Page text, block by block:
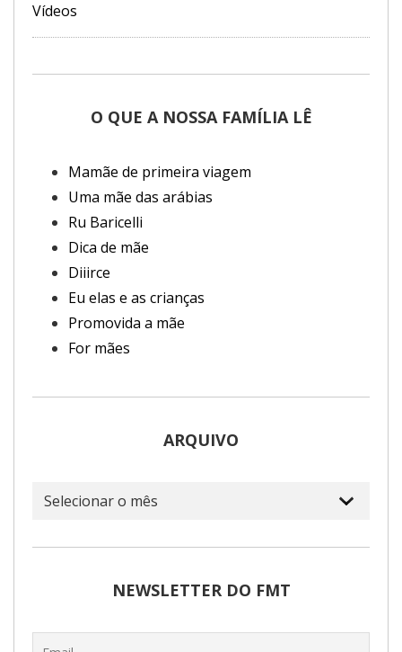
Vídeos
O QUE A NOSSA FAMÍLIA LÊ
Mamãe de primeira viagem
Uma mãe das arábias
Ru Baricelli
Dica de mãe
Diiirce
Eu elas e as crianças
Promovida a mãe
For mães
ARQUIVO
Arquivo
NEWSLETTER DO FMT